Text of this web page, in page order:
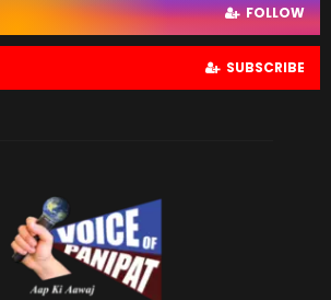
FOLLOW
SUBSCRIBE